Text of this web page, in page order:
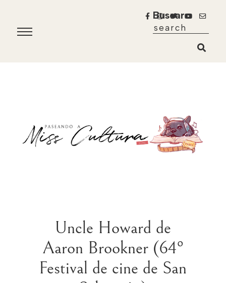
Buscar
Uncle Howard de
Aaron Brookner (64º
Festival de cine de San